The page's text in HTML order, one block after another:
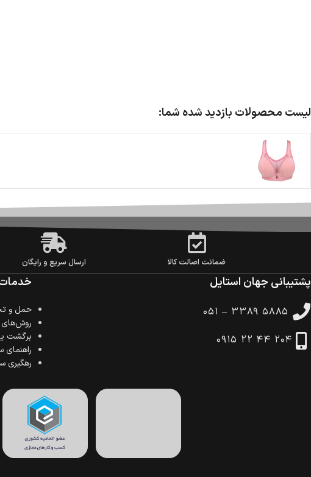
لیست محصولات بازدید شده شما:
ضمانت اصالت کالا ارسال سریع و رایگان
پشتیبانی جهان استایل
۰۵۱ – ۳۳۸۹ ۵۸۸۵
۰۹۱۵ ۲۲ ۴۴ ۲۰۴
حمل‌ و
روش‌های
برگشت
رهگیری